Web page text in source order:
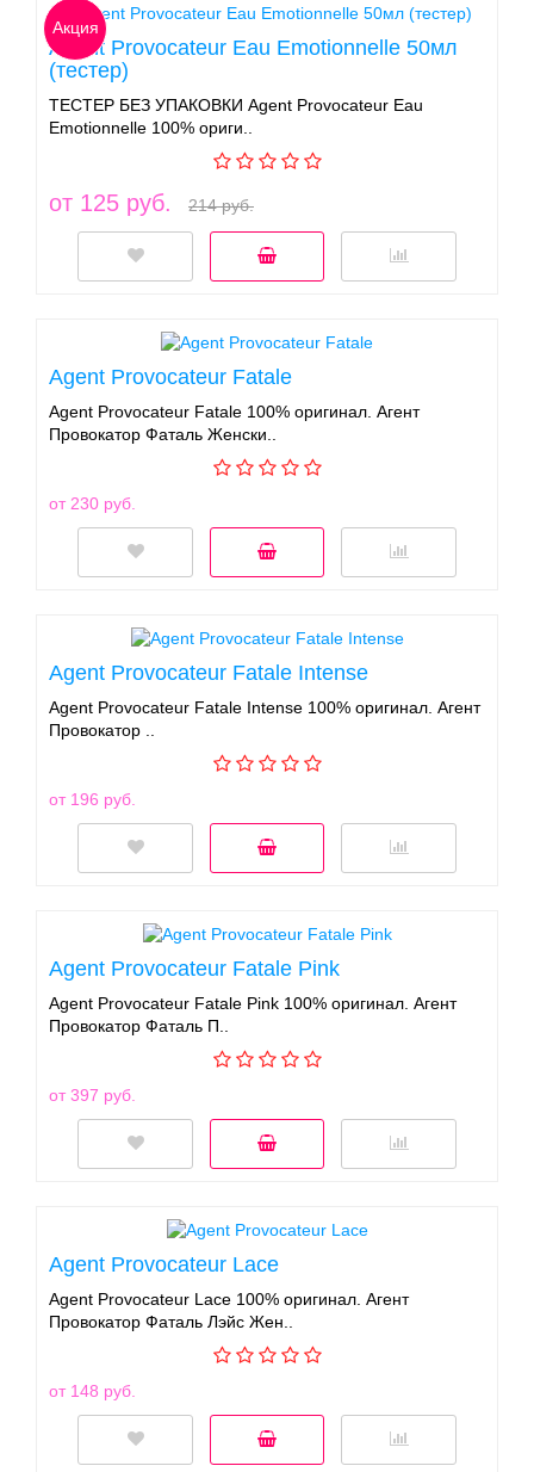
Акция
Agent Provocateur Eau Emotionnelle 50мл
(тестер)
ТЕСТЕР БЕЗ УПАКОВКИ Agent Provocateur Eau
Emotionnelle 100% ориги..
от 125 руб. 214 руб.
Agent Provocateur Fatale
Agent Provocateur Fatale 100% оригинал. Агент
Провокатор Фаталь Женски..
от 230 руб.
Agent Provocateur Fatale Intense
Agent Provocateur Fatale Intense 100% оригинал. Агент
Провокатор ..
от 196 руб.
Agent Provocateur Fatale Pink
Agent Provocateur Fatale Pink 100% оригинал. Агент
Провокатор Фаталь П..
от 397 руб.
Agent Provocateur Lace
Agent Provocateur Lace 100% оригинал. Агент
Провокатор Фаталь Лэйс Жен..
от 148 руб.